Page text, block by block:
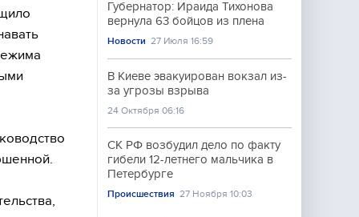
Губернатор: Ираида Тихонова
вернула 63 бойцов из плена
Новости 27 Июля 16:59
В Киеве эвакуирован вокзал из-
за угрозы взрыва
24 Октября 06:16
СК РФ возбудил дело по факту
гибели 12-летнего мальчика в
Петербурге
Происшествия 27 Ноября 10:03